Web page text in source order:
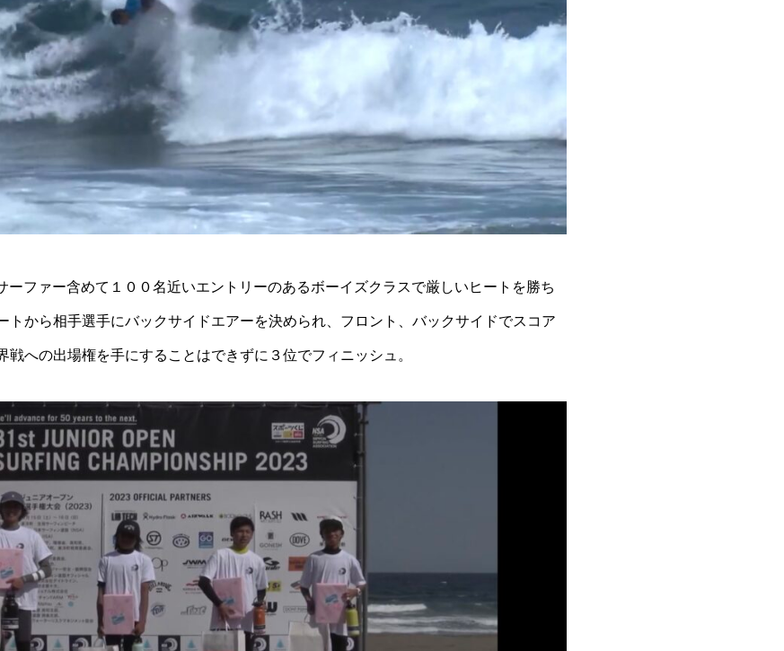
ーファー含めて１００名近いエントリーのあるボーイズクラスで厳しいヒートを勝ち
トから相手選手にバックサイドエアーを決められ、フロント、バックサイドでスコア
への出場権を手にすることはできずに３位でフィニッシュ。